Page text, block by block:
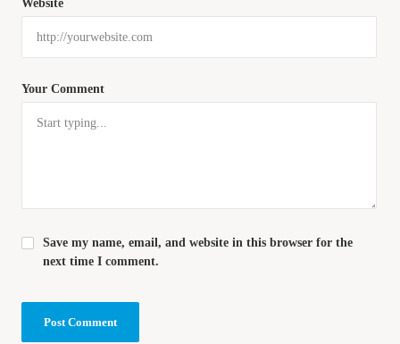
Your Comment
Website
Save my name, email, and website in this browser for the
next time I comment.